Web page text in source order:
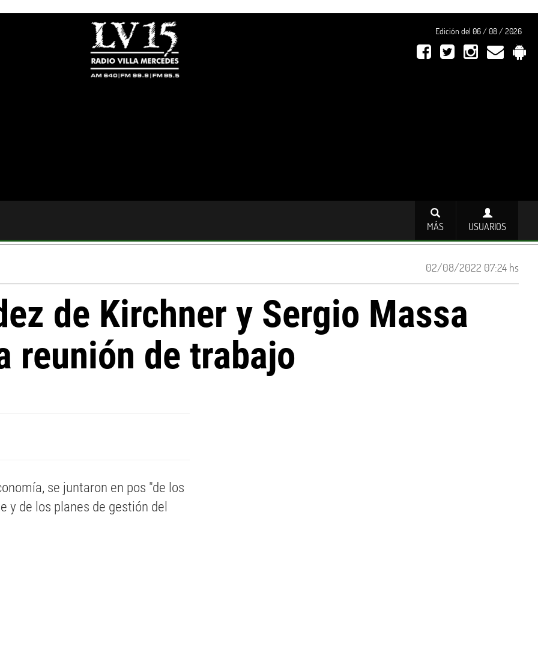
Edición del 06 / 08 / 2026
USUARIOS
MÁS
02/08/2022 07:24 hs
de Kirchner y Sergio Massa
reunión de trabajo
se juntaron en pos "de los
y de los planes de gestión del